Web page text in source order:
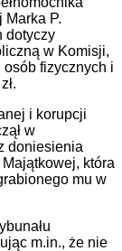
P.
dotyczy
w Komisji,
osób fizycznych i
i korupcji
w
doniesienia
która
mu w
m.in., że nie